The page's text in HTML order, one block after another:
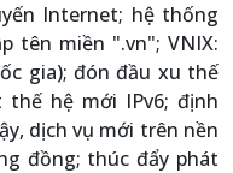
Internet; hệ thống
tên miền ".vn"; VNIX:
gia); đón đầu xu thế
hệ mới IPv6; định
dịch vụ mới trên nền
đồng; thúc đẩy phát